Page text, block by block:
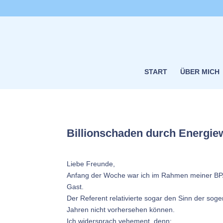
START ÜBER MICH
Billionschaden durch
Liebe Freunde,
Anfang der Woche war ich im Rahmen meiner
Gast.
Der Referent relativierte sogar den Sinn der
Jahren nicht vorhersehen können.
Ich widersprach vehement, denn: